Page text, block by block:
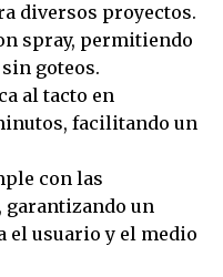
diversos proyectos.
spray, permitiendo
goteos.
al tacto en
facilitando un
con las
garantizando un
el usuario y el medio